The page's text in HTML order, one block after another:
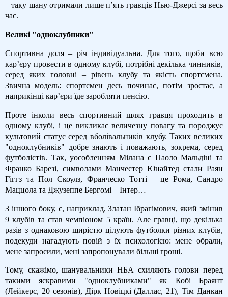
– таку шану отримали лише п’ять гравців Нью-Джерсі за весь
час.
Великі "одноклубники"
Спортивна доля – річ індивідуальна. Для того, щоби всю
кар’єру провести в одному клубі, потрібні декілька чинників,
серед яких головні – рівень клубу та якість спортсмена.
Звична модель: спортсмен десь починає, потім зростає, а
наприкінці кар’єри їде заробляти пенсію.
Проте інколи весь спортивний шлях гравця проходить в
одному клубі, і це викликає величезну повагу та породжує
культовий статус серед вболівальників клубу. Таких великих
"одноклубників" добре знають і поважають, зокрема, серед
футболістів. Так, уособленням Мілана є Паоло Мальдіні та
Франко Барезі, символами Манчестер Юнайтед стали Раян
Гіггз та Пол Скоулз, Франческо Тотті – це Рома, Сандро
Маццола та Джузеппе Бергомі – Інтер…
З іншого боку, є, наприклад, Златан Ібрагімович, який змінив
9 клубів та став чемпіоном 5 країн. Але гравці, що декілька
разів з однаковою щирістю цілують футболки різних клубів,
подекуди нагадують повій з їх психологією: мене обрали,
мене запросили, мені запропонували більші гроші.
Тому, скажімо, шанувальники НБА схиляють голови перед
такими яскравими "одноклубниками" як Кобі Браянт
(Лейкерс, 20 сезонів), Дірк Новіцкі (Даллас, 21), Тім Данкан